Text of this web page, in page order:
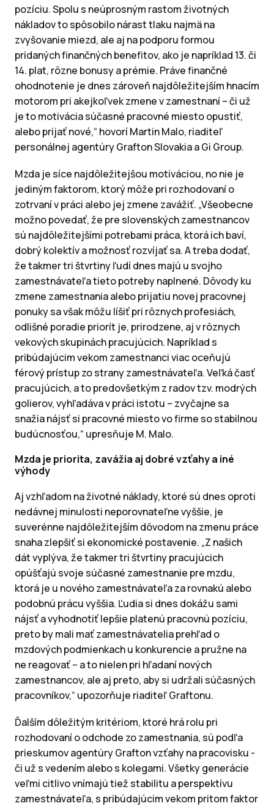
pozíciu. Spolu s neúprosným rastom životných
nákladov to spôsobilo nárast tlaku najmä na
zvyšovanie miezd, ale aj na podporu formou
pridaných finančných benefitov, ako je napríklad 13. či
14. plat, rôzne bonusy a prémie. Práve finančné
ohodnotenie je dnes zároveň najdôležitejším hnacím
motorom pri akejkoľvek zmene v zamestnaní – či už
je to motivácia súčasné pracovné miesto opustiť,
alebo prijať nové,“ hovorí Martin Malo, riaditeľ
personálnej agentúry Grafton Slovakia a Gi Group.
Mzda je síce najdôležitejšou motiváciou, no nie je
jediným faktorom, ktorý môže pri rozhodovaní o
zotrvaní v práci alebo jej zmene zavážiť. „Všeobecne
možno povedať, že pre slovenských zamestnancov
sú najdôležitejšími potrebami práca, ktorá ich baví,
dobrý kolektív a možnosť rozvíjať sa. A treba dodať,
že takmer tri štvrtiny ľudí dnes majú u svojho
zamestnávateľa tieto potreby naplnené. Dôvody ku
zmene zamestnania alebo prijatiu novej pracovnej
ponuky sa však môžu líšiť pri rôznych profesiách,
odlišné poradie priorít je, prirodzene, aj v rôznych
vekových skupinách pracujúcich. Napríklad s
pribúdajúcim vekom zamestnanci viac oceňujú
férový prístup zo strany zamestnávateľa. Veľká časť
pracujúcich, a to predovšetkým z radov tzv. modrých
golierov, vyhľadáva v práci istotu – zvyčajne sa
snažia nájsť si pracovné miesto vo firme so stabilnou
budúcnosťou,“ upresňuje M. Malo.
Mzda je priorita, zavážia aj dobré vzťahy a iné
výhody
Aj vzhľadom na životné náklady, ktoré sú dnes oproti
nedávnej minulosti neporovnateľne vyššie, je
suverénne najdôležitejším dôvodom na zmenu práce
snaha zlepšiť si ekonomické postavenie. „Z našich
dát vyplýva, že takmer tri štvrtiny pracujúcich
opúšťajú svoje súčasné zamestnanie pre mzdu,
ktorá je u nového zamestnávateľa za rovnakú alebo
podobnú prácu vyššia. Ľudia si dnes dokážu sami
nájsť a vyhodnotiť lepšie platenú pracovnú pozíciu,
preto by mali mať zamestnávatelia prehľad o
mzdových podmienkach u konkurencie a pružne na
ne reagovať – a to nielen pri hľadaní nových
zamestnancov, ale aj preto, aby si udržali súčasných
pracovníkov,“ upozorňuje riaditeľ Graftonu.
Ďalším dôležitým kritériom, ktoré hrá rolu pri
rozhodovaní o odchode zo zamestnania, sú podľa
prieskumov agentúry Grafton vzťahy na pracovisku -
či už s vedením alebo s kolegami. Všetky generácie
veľmi citlivo vnímajú tiež stabilitu a perspektívu
zamestnávateľa, s pribúdajúcim vekom pritom faktor